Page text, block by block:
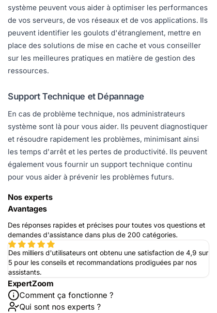
système peuvent vous aider à optimiser les performances
de vos serveurs, de vos réseaux et de vos applications. Ils
peuvent identifier les goulots d'étranglement, mettre en
place des solutions de mise en cache et vous conseiller
sur les meilleures pratiques en matière de gestion des
ressources.
Support Technique et Dépannage
En cas de problème technique, nos administrateurs
système sont là pour vous aider. Ils peuvent diagnostiquer
et résoudre rapidement les problèmes, minimisant ainsi
les temps d'arrêt et les pertes de productivité. Ils peuvent
également vous fournir un support technique continu
pour vous aider à prévenir les problèmes futurs.
Nos experts
Avantages
Des réponses rapides et précises pour toutes vos questions et
demandes d'assistance dans plus de 200 catégories.
Des milliers d'utilisateurs ont obtenu une satisfaction de 4,9 sur
5 pour les conseils et recommandations prodiguées par nos
assistants.
ExpertZoom
Comment ça fonctionne ?
Qui sont nos experts ?